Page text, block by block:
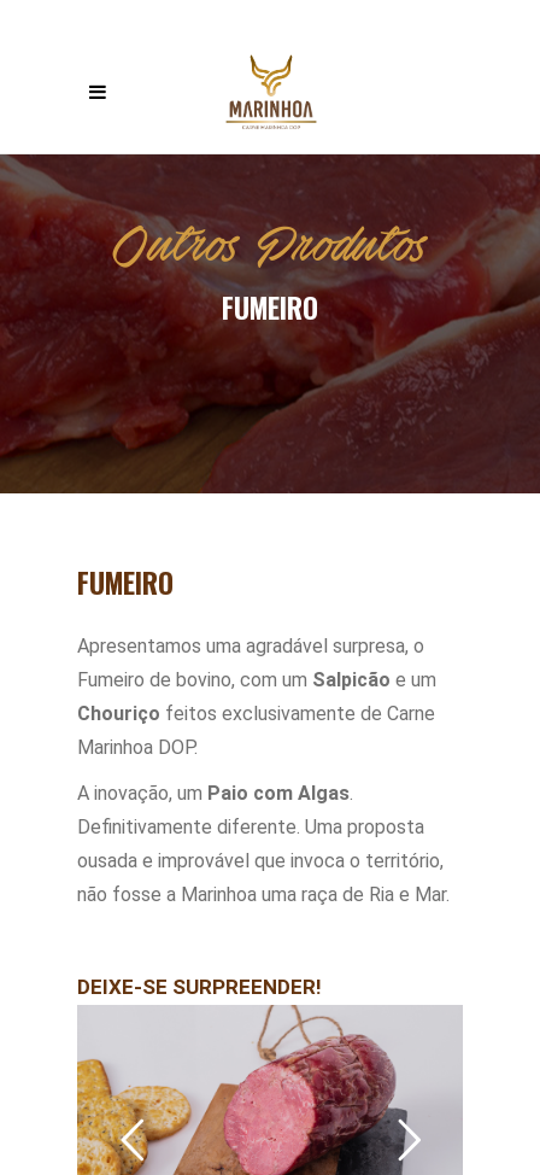
Outros Produtos
FUMEIRO
FUMEIRO
Apresentamos uma agradável surpresa, o
Fumeiro de bovino, com um Salpicão e um
Chouriço feitos exclusivamente de Carne
Marinhoa DOP.
A inovação, um Paio com Algas.
Definitivamente diferente. Uma proposta
ousada e improvável que invoca o território,
não fosse a Marinhoa uma raça de Ria e Mar.
DEIXE-SE SURPREENDER!